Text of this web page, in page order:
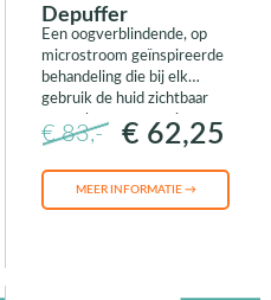
Depuffer
Een oogverblindende, op
microstroom geïnspireerde
behandeling die bij elk
gebruik de huid zichtbaar
verzacht en verstevigt en
na verloop van tijd strakker
resultaten.
€ 83,- € 62,25
MEER INFORMATIE →